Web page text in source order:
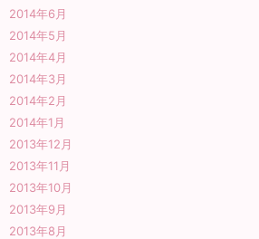
2014年6月
2014年5月
2014年4月
2014年3月
2014年2月
2014年1月
2013年12月
2013年11月
2013年10月
2013年9月
2013年8月